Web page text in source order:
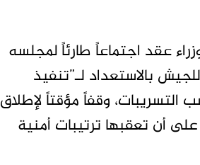
عقد اجتماعاً طارئاً لمجلسه
بالاستعداد لـ”تنفيذ
وقفاً مؤقتاً لإطلاق
أن تعقبها ترتيبات أمنية